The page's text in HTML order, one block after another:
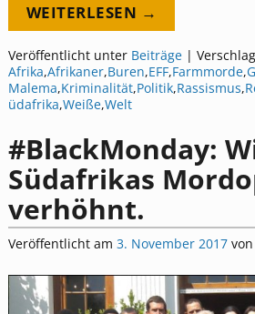
WEITERLESEN →
Veröffentlicht unter Beiträge|
Afrika,Afrikaner,Buren,EFF,Farmmorde,
Malema,Kriminalität,Politik,Rassismus,
üdafrika,Weiße,Welt
#BlackMonday:
Südafrikas
verhöhnt.
Veröffentlicht am 3. November 2017 von